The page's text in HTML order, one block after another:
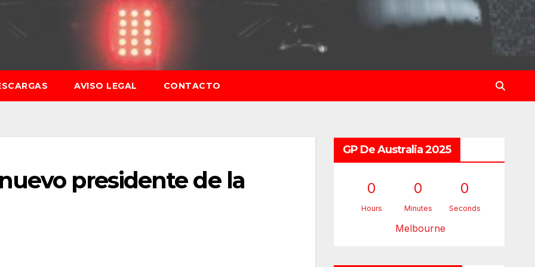
AVISO LEGAL CONTACTO
presidente de la
GP De Australia 2025
0
Hours
0
Minutes
0
Seconds
Melbourne